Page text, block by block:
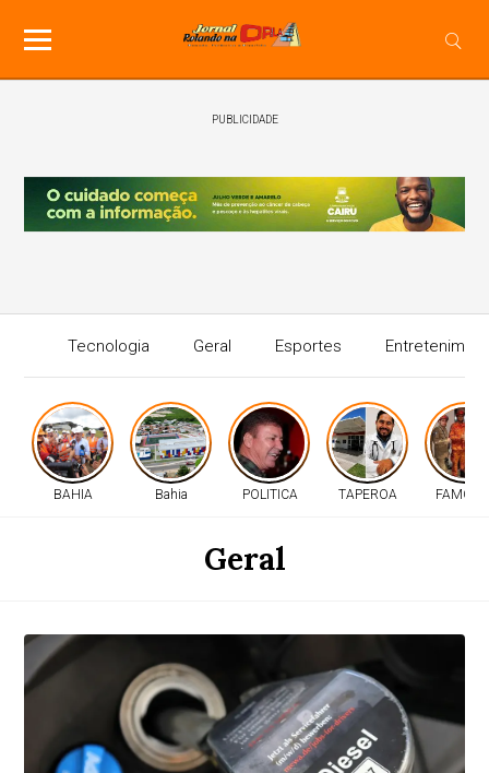
PUBLICIDADE
Tecnologia Geral Esportes
BAHIA Bahia POLITICA TAPEROA
Geral